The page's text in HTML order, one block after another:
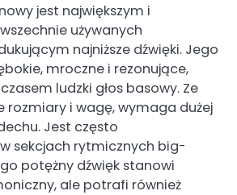
jest największym i
używanych
najniższe dźwięki. Jego
mroczne i rezonujące,
ludzki głos basowy. Ze
rozmiary i wagę, wymaga dużej
Jest często
sekcjach rytmicznych big-
potężny dźwięk stanowi
ale potrafi również